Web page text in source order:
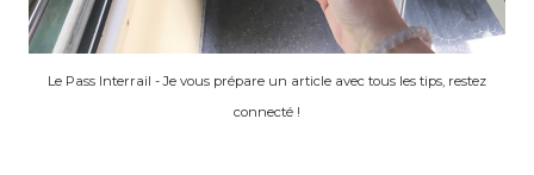
Le Pass Interrail - Je vous prépare un article avec tous les tips, restez
connecté !